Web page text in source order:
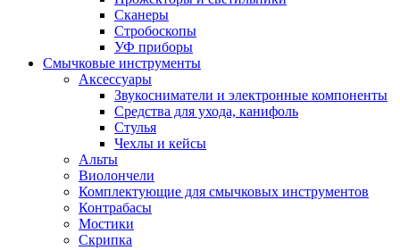
Сканеры
Стробоскопы
УФ приборы
Смычковые инструменты
Аксессуары
Звукосниматели и электронные компоненты
Средства для ухода, канифоль
Стулья
Чехлы и кейсы
Альты
Виолончели
Комплектующие для смычковых инструментов
Контрабасы
Мостики
Скрипка